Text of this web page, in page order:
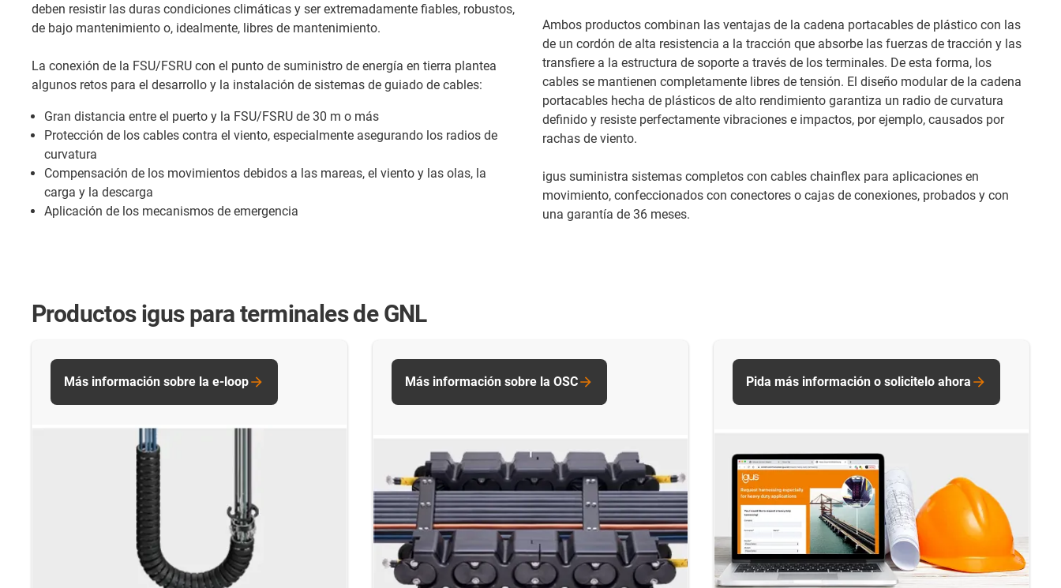
deben resistir las duras condiciones climáticas y ser extremadamente fiables, robustos,
de bajo mantenimiento o, idealmente, libres de mantenimiento.
La conexión de la FSU/FSRU con el punto de suministro de energía en tierra plantea
algunos retos para el desarrollo y la instalación de sistemas de guiado de cables:
Gran distancia entre el puerto y la FSU/FSRU de 30 m o más
Protección de los cables contra el viento, especialmente asegurando los radios de
curvatura
Compensación de los movimientos debidos a las mareas, el viento y las olas, la
carga y la descarga
Aplicación de los mecanismos de emergencia
Ambos productos combinan las ventajas de la cadena portacables de plástico con las
de un cordón de alta resistencia a la tracción que absorbe las fuerzas de tracción y las
transfiere a la estructura de soporte a través de los terminales. De esta forma, los
cables se mantienen completamente libres de tensión. El diseño modular de la cadena
portacables hecha de plásticos de alto rendimiento garantiza un radio de curvatura
definido y resiste perfectamente vibraciones e impactos, por ejemplo, causados por
rachas de viento.
igus suministra sistemas completos con cables chainflex para aplicaciones en
movimiento, confeccionados con conectores o cajas de conexiones, probados y con
una garantía de 36 meses.
Productos igus para terminales de GNL
Más información sobre la e-loop Más información sobre la OSC Pida más información o solicitelo ahora